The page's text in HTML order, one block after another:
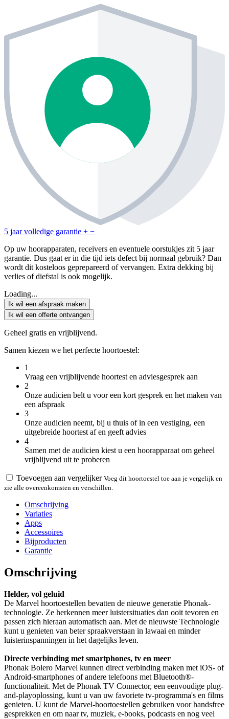
5 jaar volledige garantie + −
Op uw hoorapparaten, receivers en eventuele oorstukjes zit 5 jaar
garantie. Dus gaat er in die tijd iets defect bij normaal gebruik? Dan
wordt dit kosteloos geprepareerd of vervangen. Extra dekking bij
verlies of diefstal is ook mogelijk.
Loading...
Ik wil een afspraak maken
Ik wil een offerte ontvangen
Geheel gratis en vrijblijvend.
Samen kiezen we het perfecte hoortoestel:
1
Vraag een vrijblijvende hoortest en adviesgesprek aan
2
Onze audicien belt u voor een kort gesprek en het maken van
een afspraak
3
Onze audicien neemt, bij u thuis of in een vestiging, een
uitgebreide hoortest af en geeft advies
4
Samen met de audicien kiest u een hoorapparaat om geheel
vrijblijvend uit te proberen
Toevoegen aan vergelijker Voeg dit hoortoestel toe aan je vergelijk en
zie alle overeenkomsten en verschillen.
Omschrijving
Variaties
Apps
Accessoires
Bijproducten
Garantie
Omschrijving
Helder, vol geluid
De Marvel hoortoestellen bevatten de nieuwe generatie Phonak-
technologie. Ze herkennen meer luistersituaties dan ooit tevoren en
passen zich hieraan automatisch aan. Met de nieuwste Technologie
kunt u genieten van beter spraakverstaan in lawaai en minder
luisterinspanningen in het dagelijks leven.
Directe verbinding met smartphones, tv en meer
Phonak Bolero Marvel kunnen direct verbinding maken met iOS- of
Android-smartphones of andere telefoons met Bluetooth®-
functionaliteit. Met de Phonak TV Connector, een eenvoudige plug-
and-playoplossing, kunt u van uw favoriete tv-programma's en films
genieten. U kunt de Marvel-hoortoestellen gebruiken voor handsfree
gesprekken en om naar tv, muziek, e-books, podcasts en nog veel